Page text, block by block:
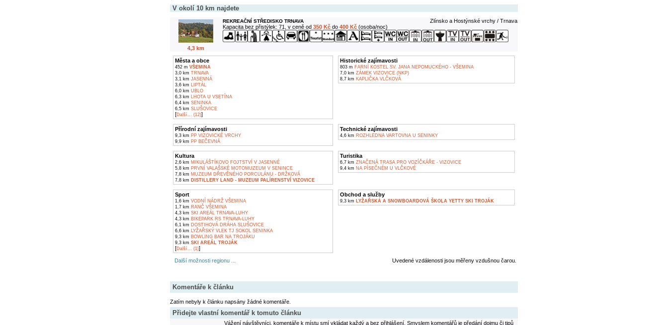
V okolí 10 km najdete
4,3 km
REKREAČNÍ STŘEDISKO TRNAVA
Zlínsko a Hostýnské vrchy / Trnava
Kapacita bez přistýlek: 71, v ceně od 350 Kčdo 400 Kč(osoba/noc)
Města a obce
452 m VŠEMINA
3,0 km TRNAVA
3,1 km JASENNÁ
3,6 km LIPTÁL
6,0 km UBLO
6,3 km LHOTA U VSETÍNA
6,4 km SENINKA
6,5 km SLUŠOVICE
[Další... (12)]
Historické zajímavosti
803 m FARNÍ KOSTEL SV. JANA NEPOMUCKÉHO - VŠEMINA
7,0 km ZÁMEK VIZOVICE (NKP)
8,7 km KAPLIČKA VLČKOVÁ
Přírodní zajímavosti
9,3 km PP VIZOVICKÉ VRCHY
9,9 km PP BEČEVNÁ
Technické zajímavosti
4,6 km ROZHLEDNA VARTOVNA U SENINKY
Kultura
2,6 km MIKULÁŠTÍKOVO FOJTSTVÍ V JASENNÉ
5,8 km PRVNÍ VALAŠSKÉ MOTOMUZEUM V SENINCE
7,8 km MUZEUM DŘEVĚNÉHO PORCULÁNU - DRŽKOVÁ
7,8 km DISTILLERY LAND - MUZEUM PALÍRENSTVÍ VIZOVICE
Turistika
6,7 km ZNAČENÁ TRASA PRO VOZÍČKÁŘE - VIZOVICE
9,4 km NA PÍSEČNÉM U VLČKOVÉ
Sport
1,6 km VODNÍ NÁDRŽ VŠEMINA
1,7 km RANČ VŠEMINA
4,3 km SKI AREÁL TRNAVA-LUHY
4,3 km BIKEPARK RS TRNAVA-LUHY
6,1 km DOSTIHOVÁ DRÁHA SLUŠOVICE
6,6 km LYŽAŘSKÝ VLEK TJ SOKOL SENINKA
9,3 km BOWLING BAR NA TROJÁKU
9,3 km SKI AREÁL TROJÁK
[Další... (1)]
Obchod a služby
9,3 km LYŽAŘSKÁ A SNOWBOARDOVÁ ŠKOLA YETTY SKI TROJÁK
Další možnosti regionu ... Uvedené vzdálenosti jsou měřeny vzdušnou čarou.
Komentáře k článku
Zatím nebyly k článku napsány žádné komentáře.
Přidejte vlastní komentář k tomuto článku
Vážení návštěvníci, komentáře k místu smí vkládat každý a bez přihlášení. Smyslem komentářů je předání dojmu či tipů